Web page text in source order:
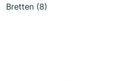
Bretten (8)